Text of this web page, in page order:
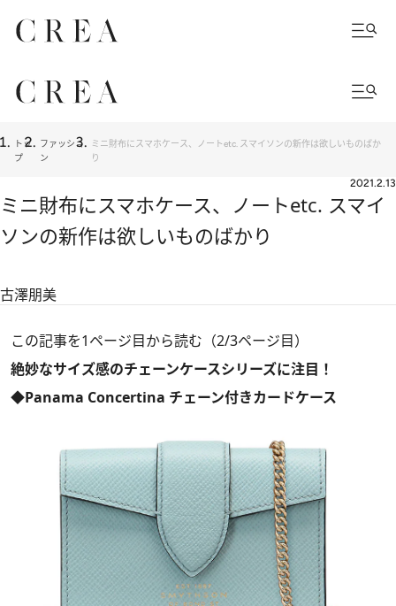
トッ
プ
ファッショ
ン
ミニ財布にスマホケース、ノートetc. スマイソンの新作は欲しいものばか
り
2021.2.13
ミニ財布にスマホケース、ノートetc. スマイ
ソンの新作は欲しいものばかり
古澤朋美
この記事を1ページ目から読む（2/3ページ目）
絶妙なサイズ感のチェーンケースシリーズに注目！
◆Panama Concertina チェーン付きカードケース